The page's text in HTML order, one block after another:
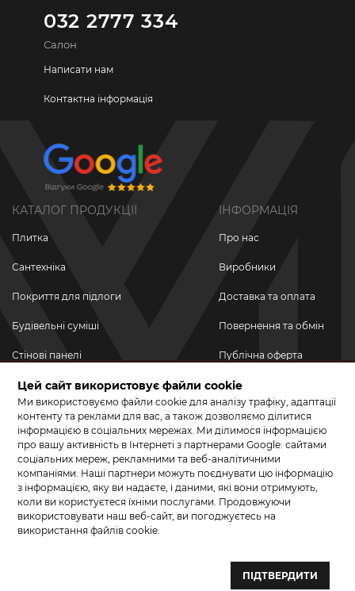
032 2777 334
Салон
Написати нам
Контактна інформація
КАТАЛОГ ПРОДУКЦІЇ
Плитка
Сантехніка
Покриття для підлоги
Будівельні суміші
Стінові панелі
Новинки
Акційні товари
Акції/Знижки
ІНФОРМАЦІЯ
Про нас
Виробники
Доставка та оплата
Повернення та обмін
Публічна оферта
Політика
конфіденційності
ПРИЄДНУЙТЕСЬ ДО НАС У СОЦМЕРЕЖАХ
Створення сайту та розробка сайтів — веб–студія ”Бренд–A“
Цей сайт використовує файли cookie
Ми використовуємо файли cookie для аналізу трафіку, адаптації
контенту та реклами для вас, а також дозволяємо ділитися
інформацією в соціальних мережах. Ми ділимося інформацією
про вашу активність в Інтернеті з партнерами Google: сайтами
соціальних мереж, рекламними та веб-аналітичними
компаніями. Наші партнери можуть поєднувати цю інформацію
з інформацією, яку ви надаєте, і даними, які вони отримують,
коли ви користуєтеся їхніми послугами. Продовжуючи
використовувати наш веб-сайт, ви погоджуєтесь на
використання файлів cookie.
ПІДТВЕРДИТИ